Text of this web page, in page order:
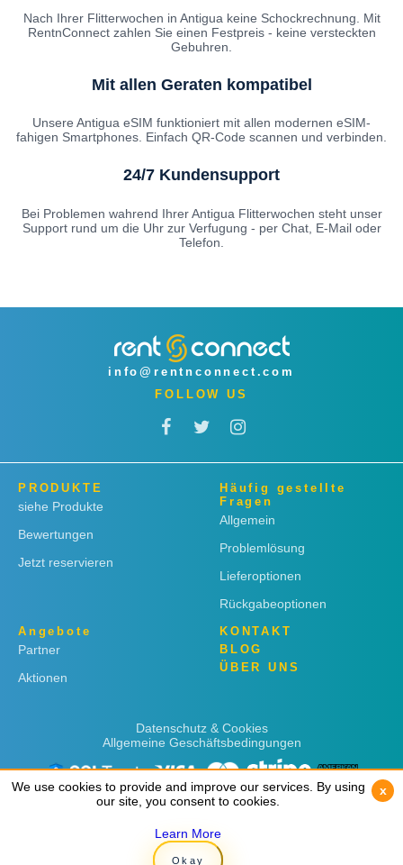
Nach Ihrer Flitterwochen in Antigua keine Schockrechnung. Mit
RentnConnect zahlen Sie einen Festpreis - keine versteckten
Gebuhren.
Mit allen Geraten kompatibel
Unsere Antigua eSIM funktioniert mit allen modernen eSIM-
fahigen Smartphones. Einfach QR-Code scannen und verbinden.
24/7 Kundensupport
Bei Problemen wahrend Ihrer Antigua Flitterwochen steht unser
Support rund um die Uhr zur Verfugung - per Chat, E-Mail oder
Telefon.
info@rentnconnect.com
FOLLOW US
PRODUKTE
siehe Produkte
Bewertungen
Jetzt reservieren
Häufig gestellte
Fragen
Allgemein
Problemlösung
Lieferoptionen
Rückgabeoptionen
Angebote
Partner
Aktionen
KONTAKT
BLOG
ÜBER UNS
Datenschutz & Cookies
Allgemeine Geschäftsbedingungen
Copyright © 2019 Rent 'n Connect
We use cookies to provide and improve our services. By using
our site, you consent to cookies.
Learn More
Okay
x
We use cookies to provide and improve our services. By using
our site, you consent to cookies.
Learn More
Okay
x